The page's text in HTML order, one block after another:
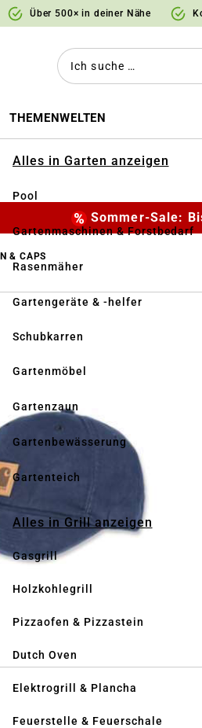
Über 500× in deiner Nähe
THEMENWELTEN
Alles in Garten anzeigen
Pool
Gartenmaschinen & Forstbedarf
Rasenmäher
Gartengeräte & -helfer
Schubkarren
Gartenmöbel
Gartenzaun
Gartenbewässerung
Gartenteich
Alles in Grill anzeigen
Gasgrill
Holzkohlegrill
Pizzaofen & Pizzastein
Dutch Oven
Elektrogrill & Plancha
Feuerstelle & Feuerschale
Sommer-Sale:
& CAPS